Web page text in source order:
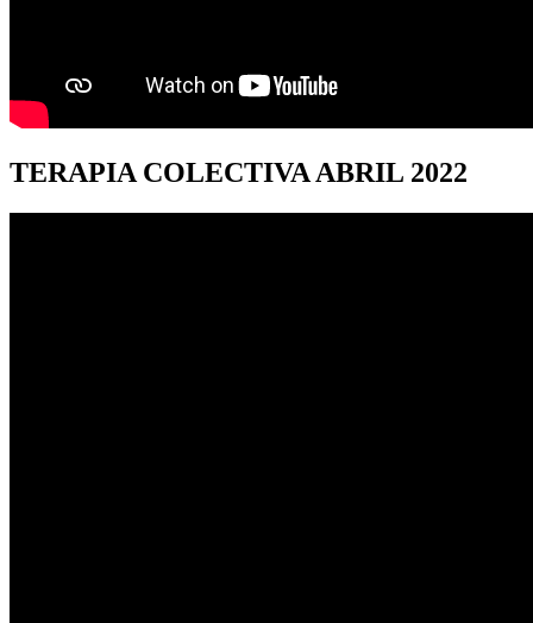
TERAPIACOLECTIVA ABRIL 2022